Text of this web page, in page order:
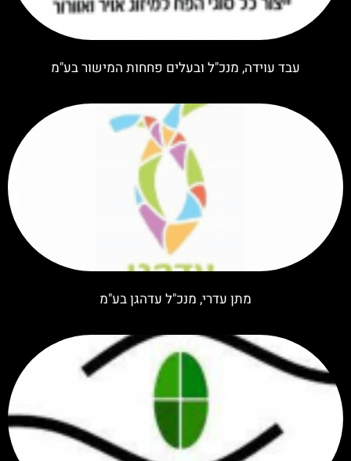
עבד עוידה, מנכ"ל ובעלים פחחות המישור בע"מ
מתן עדרי, מנכ"ל עדהגן בע"מ